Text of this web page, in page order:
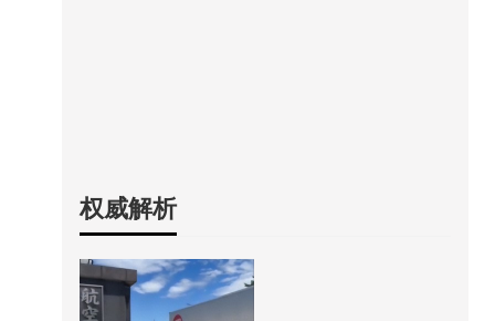
权威解析